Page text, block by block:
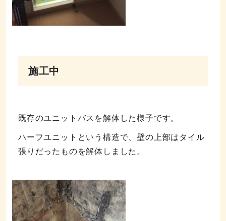
施工中
既存のユニットバスを解体した様子です。
ハーフユニットという構造で、壁の上部はタイル
張りだったものを解体しました。